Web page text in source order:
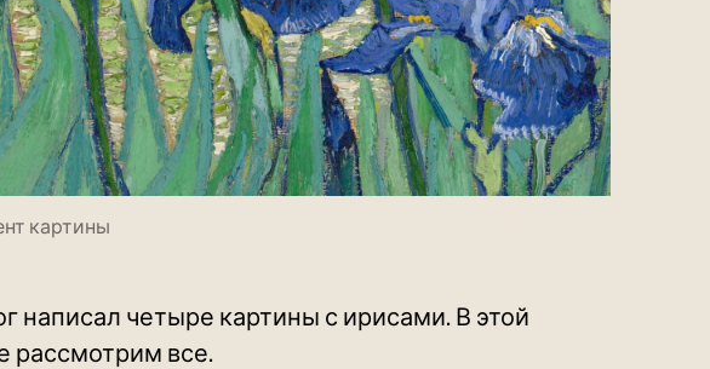
картины
написал четыре картины с ирисами. В этой
рассмотрим все.